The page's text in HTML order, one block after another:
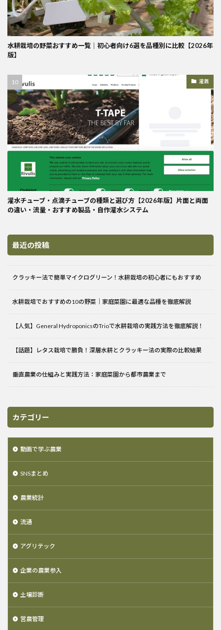
水耕栽培の野菜おすすめ一覧｜初心者向け6選を品種別に比較【2026年
版】
灌漑
灌水チューブ・点滴チューブの種類と選び方【2026年版】片面と両面
の違い・流量・おすすめ製品・自作灌水システム
最近の投稿
クラッキー法で簡単マイクログリーン！水耕栽培の初心者にもおすすめ
水耕栽培でおすすめの10の野菜｜家庭菜園に最適な品種を徹底解説
【人気】General HydroponicsのTrioで水耕栽培の実践方法を徹底解説！
【話題】レタス栽培で勝負！深層水耕とクラッキー法の実際の比較結果
垂直農業の仕組みと実践方法：家庭菜園から都市農業まで
カテゴリー
動画で学ぶ農業
SNSまとめ
農業統計
流通
アグリテック
企業の農業参入
土壌診断
営農管理